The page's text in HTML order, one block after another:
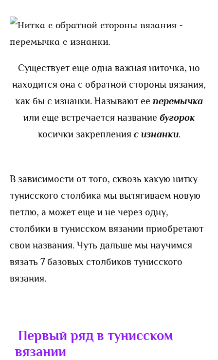
Существует еще одна важная ниточка, но
находится она с обратной стороны вязания,
как бы с изнанки. Называют ее перемычка
или еще встречается название бугорок
косички закрепления с изнанки.
В зависимости от того, сквозь какую нитку
тунисского столбика мы вытягиваем новую
петлю, а может еще и не через одну,
столбики в тунисском вязании приобретают
свои названия. Чуть дальше мы научимся
вязать 7 базовых столбиков тунисского
вязания.
Первый ряд в тунисском
вязании